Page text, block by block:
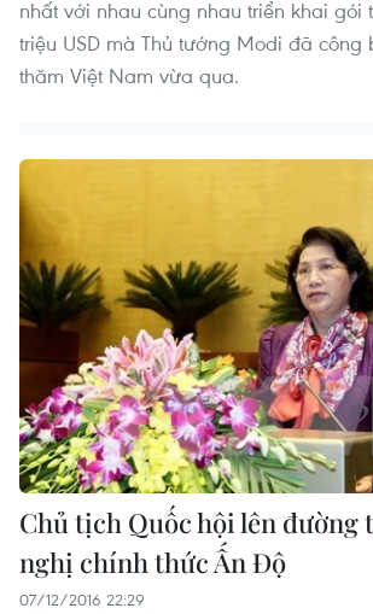
nhất với nhau cùng nhau triển khai gói
triệu USD mà Thủ tướng Modi đã công
thăm Việt Nam vừa qua.
Chủ tịch Quốc hội lên đường
nghị chính thức Ấn Độ
07/12/2016 22:29